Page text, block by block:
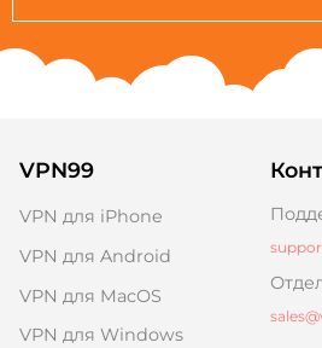
VPN99
VPN для iPhone
VPN для Android
VPN для MacOS
VPN для Windows